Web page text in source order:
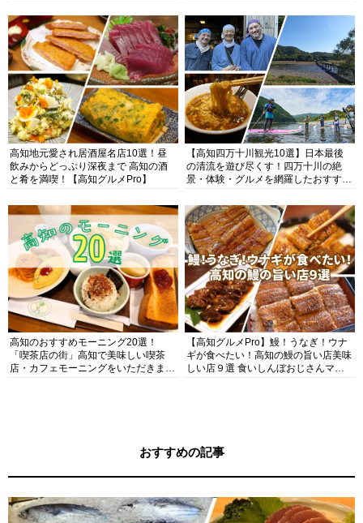
高知地元愛され居酒屋名店10選！昼
飲みからどっぷり深夜まで 高知の酒
と肴を満喫！【高知グルメPro】
【高知四万十川観光10選】日本最後
の清流を遊び尽くす！四万十川の絶
景・体験・グルメを網羅したおすすめ
高知のおすすめモーニング20選！
「喫茶店の街」高知で美味しい喫茶
店・カフェモーニングをいただきま
【高知グルメPro】鰻！うなぎ！ウナ
ギが食べたい！高知の鰻の旨い店美味
しい店９選 食いしんぼおじさんマッ
おすすめの記事